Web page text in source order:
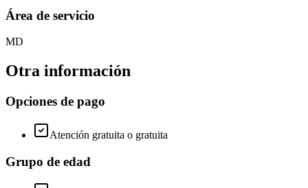
Área de servicio
MD
Otra información
Opciones de pago
Atención gratuita o gratuita
Grupo de edad